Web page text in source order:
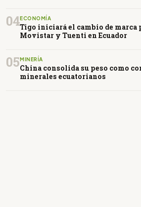
04ECONOMÍA
Tigo iniciará el cambio de marca
Movistar y Tuenti en Ecuador
05 MINERÍA
China consolida su peso como
minerales ecuatorianos